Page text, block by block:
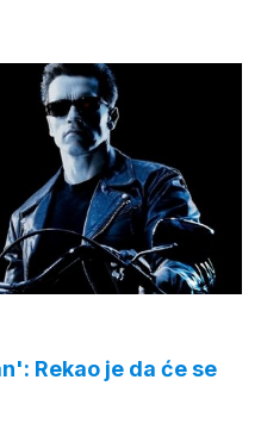
Rekao je da će se